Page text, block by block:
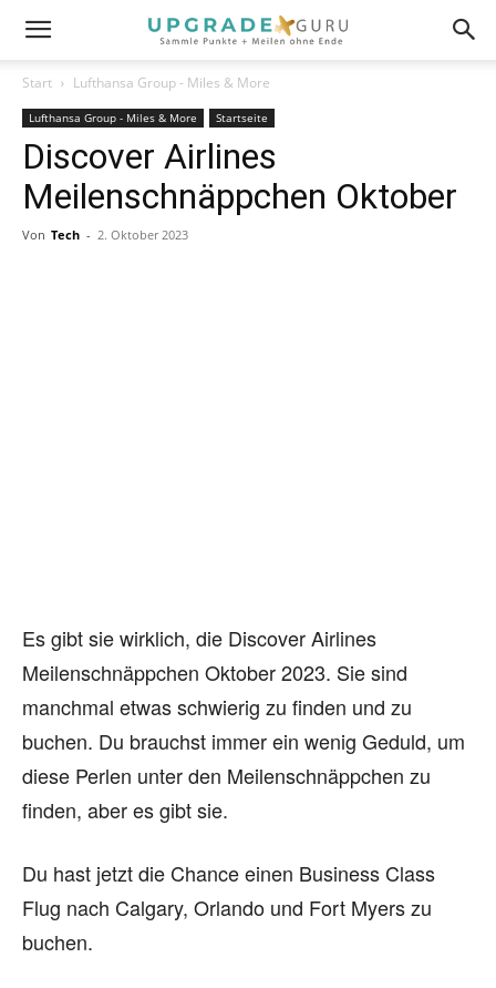
Start Lufthansa Group - Miles & More
Lufthansa Group - Miles & More Startseite
Discover Airlines
Meilenschnäppchen Oktober
Von Tech - 2. Oktober 2023
Es gibt sie wirklich, die Discover Airlines
Meilenschnäppchen Oktober 2023. Sie sind
manchmal etwas schwierig zu finden und zu
buchen. Du brauchst immer ein wenig Geduld, um
diese Perlen unter den Meilenschnäppchen zu
finden, aber es gibt sie.
Du hast jetzt die Chance einen Business Class
Flug nach Calgary, Orlando und Fort Myers zu
buchen.